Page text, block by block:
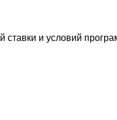
и условий